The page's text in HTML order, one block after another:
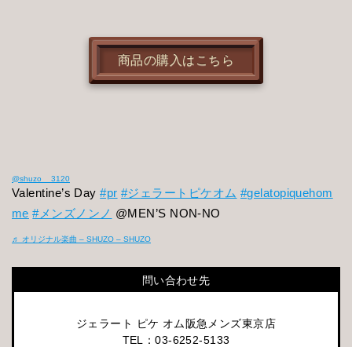
商品の購入はこちら
@shuzo__3120
Valentine’s Day#pr #ジェラートピケオム #gelatopiquehom
me #メンズノンノ @MEN’S NON-NO
♬ オリジナル楽曲 – SHUZO – SHUZO
問い合わせ先
ジェラート ピケ オム阪急メンズ東京店
TEL：03-6252-5133